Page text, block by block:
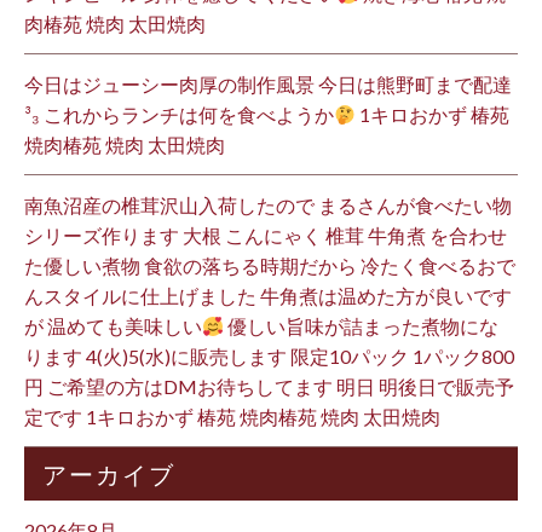
肉椿苑 焼肉 太田焼肉
今日はジューシー肉厚の制作風景 今日は熊野町まで配達
³₃ これからランチは何を食べようか
1キロおかず 椿苑
焼肉椿苑 焼肉 太田焼肉
南魚沼産の椎茸沢山入荷したので まるさんが食べたい物
シリーズ作ります 大根 こんにゃく 椎茸 牛角煮 を合わせ
た優しい煮物 食欲の落ちる時期だから 冷たく食べるおで
んスタイルに仕上げました 牛角煮は温めた方が良いです
が 温めても美味しい
優しい旨味が詰まった煮物にな
ります 4(火)5(水)に販売します 限定10パック 1パック800
円 ご希望の方はDMお待ちしてます 明日 明後日で販売予
定です 1キロおかず 椿苑 焼肉椿苑 焼肉 太田焼肉
アーカイブ